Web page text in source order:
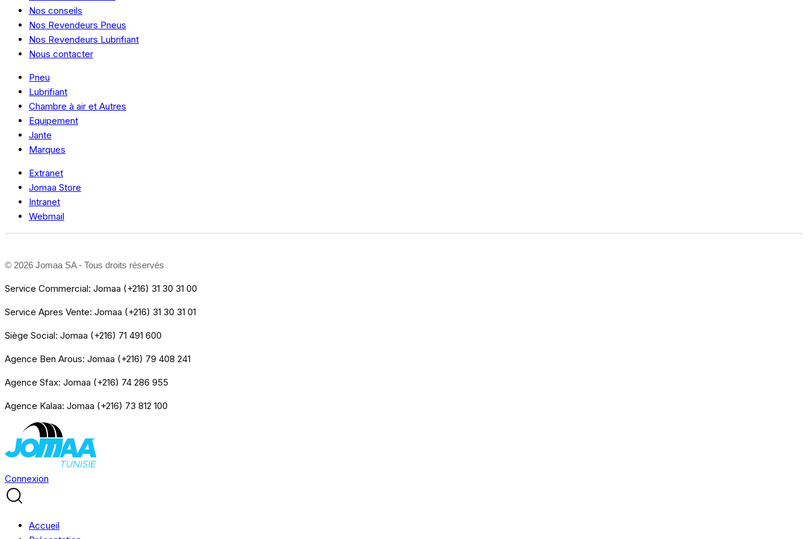
Nos conseils
Nos Revendeurs Pneus
Nos Revendeurs Lubrifiant
Nous contacter
Pneu
Lubrifiant
Chambre à air et Autres
Equipement
Jante
Marques
Extranet
Jomaa Store
Intranet
Webmail
© 2026 Jomaa SA - Tous droits réservés
Service Commercial: Jomaa (+216) 31 30 31 00
Service Apres Vente: Jomaa (+216) 31 30 31 01
Siège Social: Jomaa (+216) 71 491 600
Agence Ben Arous: Jomaa (+216) 79 408 241
Agence Sfax: Jomaa (+216) 74 286 955
Agence Kalaa: Jomaa (+216) 73 812 100
Connexion
Accueil